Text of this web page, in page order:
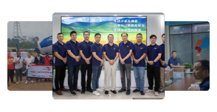
solusi yang disesuaikan. Kepuasan pelanggan selalu menjadi
tujuan kami. Salah satu pelanggan kami berkomentar: "Tim
AIMIX tidak hanya menyediakan produk berkualitas tinggi,
tetapi juga membuat kami merasakan kemitraan yang tulus."
Kami selalu menjunjung tinggi semangat kerja sama tim,